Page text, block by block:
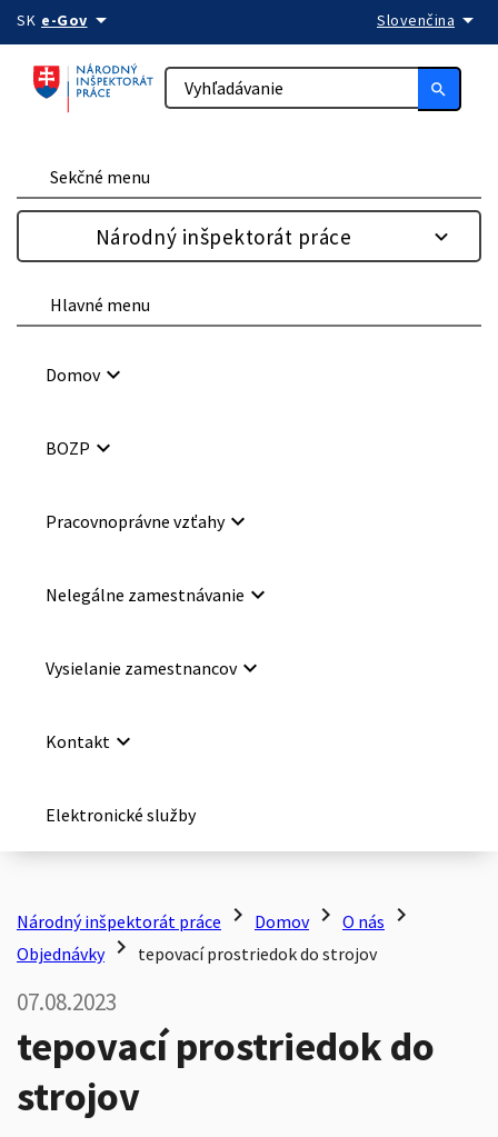
Preskočiť na obsah
SK e-Govarrow_drop_down Slovenčina arrow_drop_down
search
Sekčné menu
Národný inšpektorát práce
Hlavné menu
Domovkeyboard_arrow_down
BOZP keyboard_arrow_down
Pracovnoprávne vzťahykeyboard_arrow_down
Nelegálne zamestnávanie keyboard_arrow_down
Vysielanie zamestnancovkeyboard_arrow_down
Kontakt keyboard_arrow_down
Elektronické služby
Národný inšpektorát práce chevron_right Domov chevron_right O nás chevron_right
Objednávky chevron_right tepovací prostriedok do strojov
07.08.2023
tepovací prostriedok do
strojov